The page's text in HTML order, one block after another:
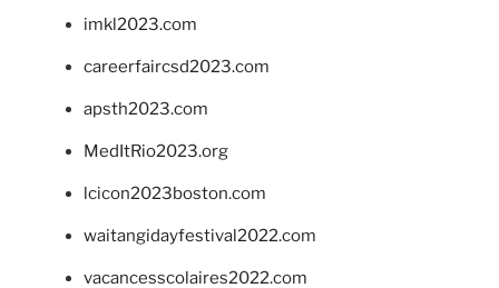
imkl2023.com
careerfaircsd2023.com
apsth2023.com
MedItRio2023.org
lcicon2023boston.com
waitangidayfestival2022.com
vacancesscolaires2022.com